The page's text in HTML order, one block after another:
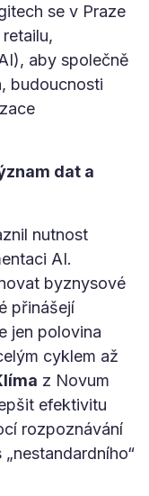
se v Praze
aby společně
budoucnosti
dat a
nutnost
AI.
byznysové
přinášejí
jen polovina
cyklem až
z Novum
efektivitu
rozpoznávání